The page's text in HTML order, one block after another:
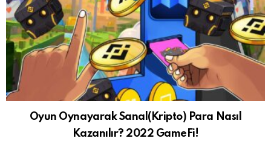
Oyun Oynayarak Sanal(Kripto) Para Nasıl
Kazanılır? 2022 GameFi!